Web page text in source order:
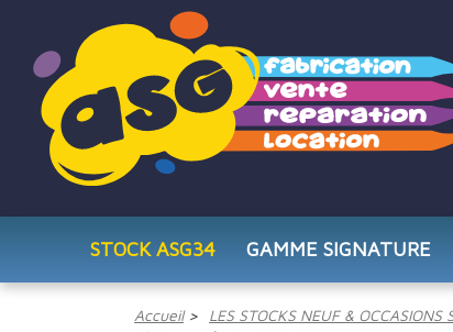
STOCK ASG34 GAMME SIGNATURE
Accueil LES STOCKS NEUF &